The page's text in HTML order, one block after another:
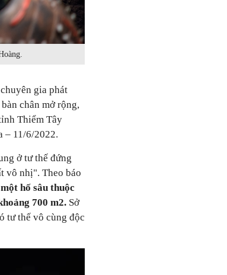
gia phát
chân mở rộng,
Thiểm Tây
– 11/6/2022.
ở tư thế đứng
vô nhị". Theo báo
hố sâu thuộc
700 m2. Sở
tư thế vô cùng độc